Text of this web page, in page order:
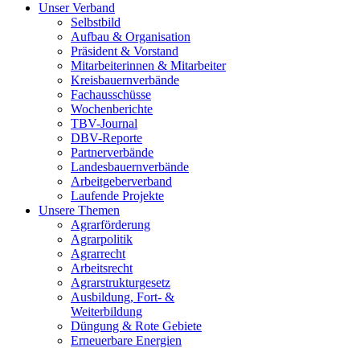
Unser Verband
Selbstbild
Aufbau & Organisation
Präsident & Vorstand
Mitarbeiterinnen & Mitarbeiter
Kreisbauernverbände
Fachausschüsse
Wochenberichte
TBV-Journal
DBV-Reporte
Partnerverbände
Landesbauernverbände
Arbeitgeberverband
Laufende Projekte
Unsere Themen
Agrarförderung
Agrarpolitik
Agrarrecht
Arbeitsrecht
Agrarstrukturgesetz
Ausbildung, Fort- &
Weiterbildung
Düngung & Rote Gebiete
Erneuerbare Energien